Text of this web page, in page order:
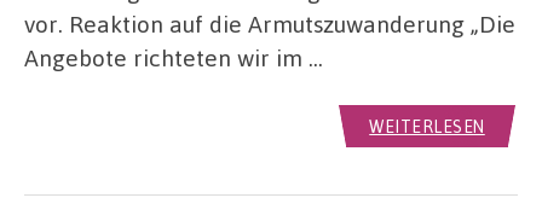
vor. Reaktion auf die Armutszuwanderung „Die
Angebote richteten wir im …
WEITERLESEN